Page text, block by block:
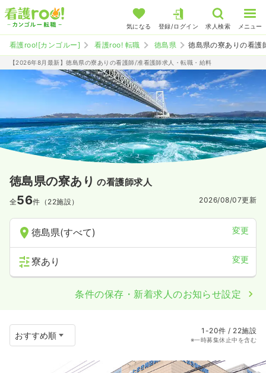
気になる 登録/ログイン 求人検索 メニュー
看護roo![カンゴルー] 看護roo! 転職 徳島県 徳島県の寮ありの看護
【2026年8月最新】徳島県の寮ありの看護師/准看護師求人・転職・給料
徳島県の寮あり の看護師求人
全56件（22施設） 2026/08/07更新
徳島県(すべて) 変更
寮あり 変更
条件の保存・新着求人のお知らせ設定
1-20件 / 22施設
※一時募集休止中を含む